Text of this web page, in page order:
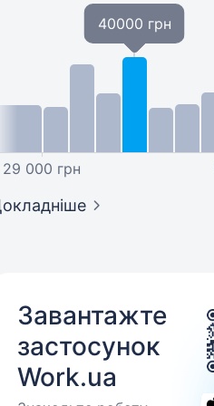
29 000 грн
40000 грн
Завантажте
застосунок
Work.ua